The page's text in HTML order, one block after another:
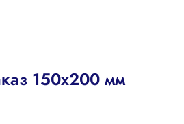
150x200 мм